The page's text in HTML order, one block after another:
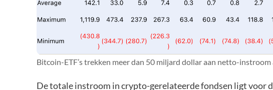
Bitcoin-ETF’s trekken meer dan 50 miljard dollar aan netto-instroom
De totale instroom in crypto-gerelateerde fondsen ligt voor